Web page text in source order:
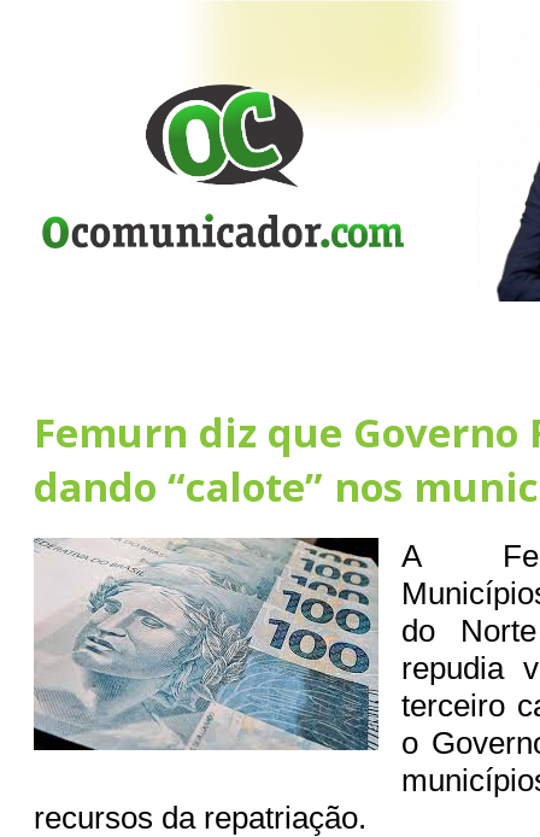
Femurn diz que Governo
dando “calote” nos
A
do
repudia
terceiro
o
recursos da repatriação.